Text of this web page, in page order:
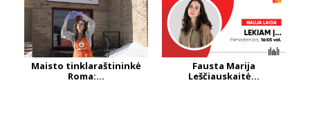
Maisto tinklaraštininkė
Roma:...
Fausta Marija
Leščiauskaitė...